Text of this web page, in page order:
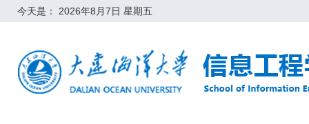
今天是： 2026年8月7日 星期五